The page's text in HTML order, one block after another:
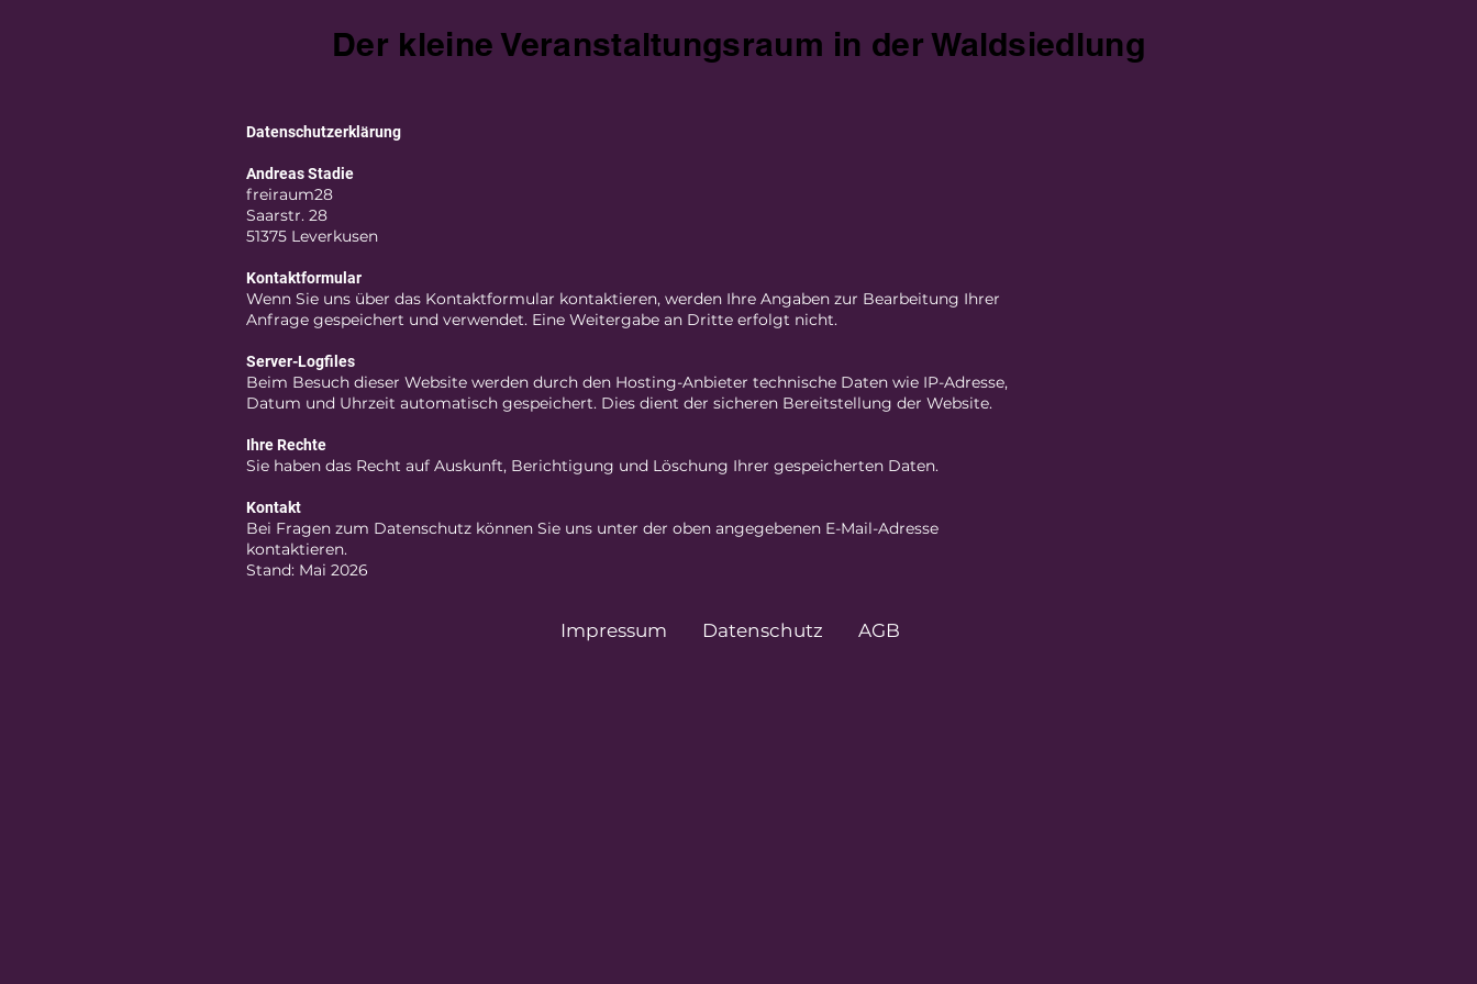
Der kleine Veranstaltungsraum in der Waldsiedlung
Datenschutzerklärung
Andreas Stadie
freiraum28
Saarstr. 28
51375 Leverkusen
Kontaktformular
Wenn Sie uns über das Kontaktformular kontaktieren, werden Ihre Angaben zur Bearbeitung Ihrer
Anfrage gespeichert und verwendet. Eine Weitergabe an Dritte erfolgt nicht.
Server-Logfiles
Beim Besuch dieser Website werden durch den Hosting-Anbieter technische Daten wie IP-Adresse,
Datum und Uhrzeit automatisch gespeichert. Dies dient der sicheren Bereitstellung der Website.
Ihre Rechte
Sie haben das Recht auf Auskunft, Berichtigung und Löschung Ihrer gespeicherten Daten.
Kontakt
Bei Fragen zum Datenschutz können Sie uns unter der oben angegebenen E-Mail-Adresse
kontaktieren.
Stand: Mai 2026
Impressum Datenschutz AGB